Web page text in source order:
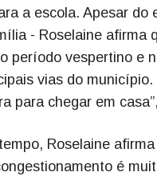
a escola. Apesar
- Roselaine afirma
período vespertino e
vias do
para chegar em
Roselaine
é